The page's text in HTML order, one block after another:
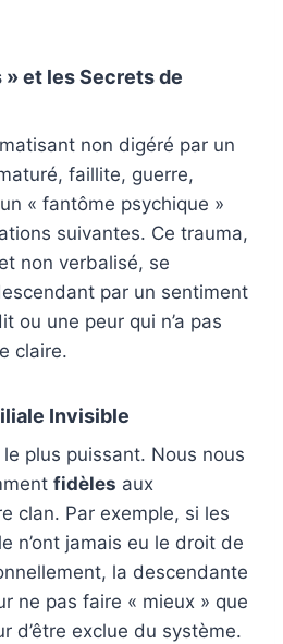
» et les Secrets de
non digéré par un
faillite, guerre,
« fantôme psychique »
suivantes. Ce trauma,
non verbalisé, se
par un sentiment
ou une peur qui n’a pas
claire.
Invisible
le plus puissant. Nous nous
fidèles aux
clan. Par exemple, si les
n’ont jamais eu le droit de
la descendante
ne pas faire « mieux » que
d’être exclue du système.